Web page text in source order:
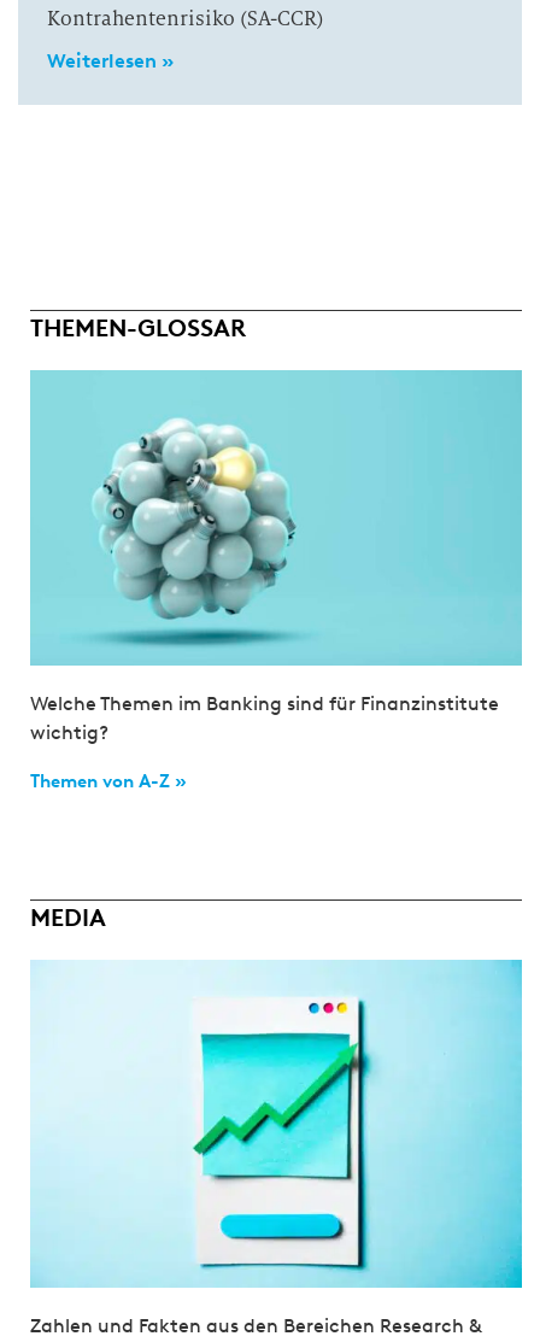
Kontrahentenrisiko (SA-CCR)
Weiterlesen »
THEMEN-GLOSSAR
Welche Themen im Banking sind für Finanzinstitute
wichtig?
Themen von A-Z »
MEDIA
Zahlen und Fakten aus den Bereichen Research &